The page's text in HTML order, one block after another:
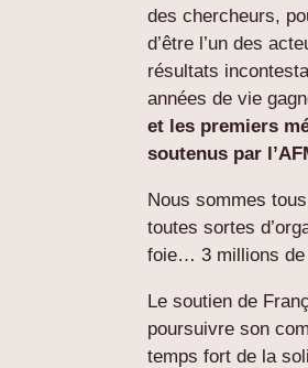
des chercheurs,
d’être l’un des
résultats
années de vie
et les premiers
soutenus par
Nous sommes
toutes sortes
foie… 3 millions de
Le soutien de
poursuivre son
temps fort de la